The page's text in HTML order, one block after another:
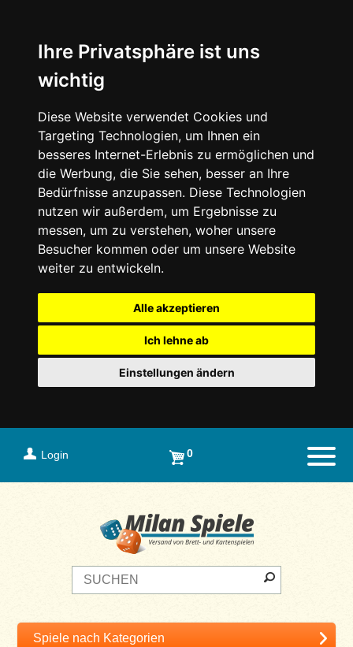
Ihre Privatsphäre ist uns
wichtig
Diese Website verwendet Cookies und
Targeting Technologien, um Ihnen ein
besseres Internet-Erlebnis zu ermöglichen und
die Werbung, die Sie sehen, besser an Ihre
Bedürfnisse anzupassen. Diese Technologien
nutzen wir außerdem, um Ergebnisse zu
messen, um zu verstehen, woher unsere
Besucher kommen oder um unsere Website
weiter zu entwickeln.
Alle akzeptieren
Ich lehne ab
Einstellungen ändern
Login 0